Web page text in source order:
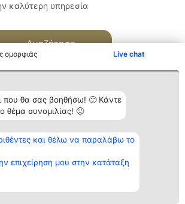
ομορφιάς Live chat
που θα σας βοηθήσω! 🙂 Κάντε
θέμα συνομιλίας! 🙂
και θέλω να παραλάβω το
επιχείρηση μου στην κατάταξη
καλύτερη υπηρεσία
Αναζήτηση
Κατάταξη
Διακριθέντες
των
διακριθέντων
προϋποθέσεις
Επικοινωνία
Επικοινωνία